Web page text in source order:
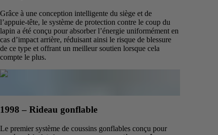
Grâce à une conception intelligente du siège et de
l’appuie-tête, le système de protection contre le coup du
lapin a été conçu pour absorber l’énergie uniformément en
cas d’impact arrière, réduisant ainsi le risque de blessure
de ce type et offrant un meilleur soutien lorsque cela
compte le plus.
1998 – Rideau gonflable
Le premier système de coussins gonflables conçu pour